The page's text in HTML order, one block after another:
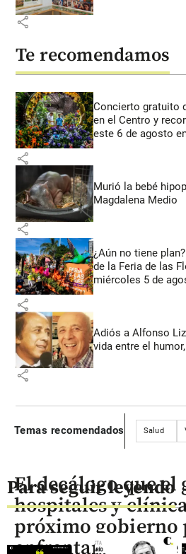
share
Te recomendamos
Concierto gratuito
en el Centro y
este 6 de agosto
share
Murió la bebé
Magdalena Medio
share
¿Aún no tiene
de la Feria de las
miércoles 5 de
share
Adiós a Alfonso
vida entre el
share
Temas recomendados Salud
Para seguir leyendo
El decálogo que el
hospitales y
próximo gobierno
enfrentar crisis de